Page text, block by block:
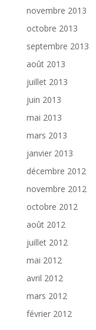
novembre 2013
octobre 2013
septembre 2013
août 2013
juillet 2013
juin 2013
mai 2013
mars 2013
janvier 2013
décembre 2012
novembre 2012
octobre 2012
août 2012
juillet 2012
mai 2012
avril 2012
mars 2012
février 2012